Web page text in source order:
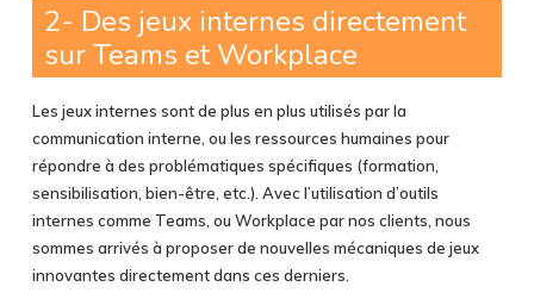
2- Des jeux internes directement
sur Teams et Workplace
Les jeux internes sont de plus en plus utilisés par la
communication interne, ou les ressources humaines pour
répondre à des problématiques spécifiques (formation,
sensibilisation, bien-être, etc.). Avec l’utilisation d’outils
internes comme Teams, ou Workplace par nos clients, nous
sommes arrivés à proposer de nouvelles mécaniques de jeux
innovantes directement dans ces derniers.